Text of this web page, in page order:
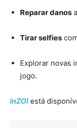
Reparar danos
Tirar selfies
Explorar novas
jogo.
InZOI está